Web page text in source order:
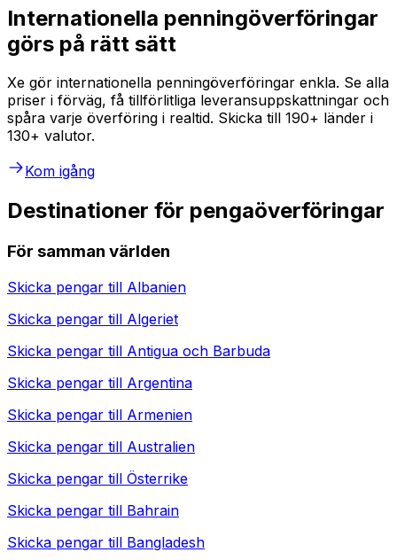
Internationella penningöverföringar
görs på rätt sätt
Xe gör internationella penningöverföringar enkla. Se alla
priser i förväg, få tillförlitliga leveransuppskattningar och
spåra varje överföring i realtid. Skicka till 190+ länder i
130+ valutor.
Kom igång
Destinationer för pengaöverföringar
För samman världen
Skicka pengar till Albanien
Skicka pengar till Algeriet
Skicka pengar till Antigua och Barbuda
Skicka pengar till Argentina
Skicka pengar till Armenien
Skicka pengar till Australien
Skicka pengar till Österrike
Skicka pengar till Bahrain
Skicka pengar till Bangladesh